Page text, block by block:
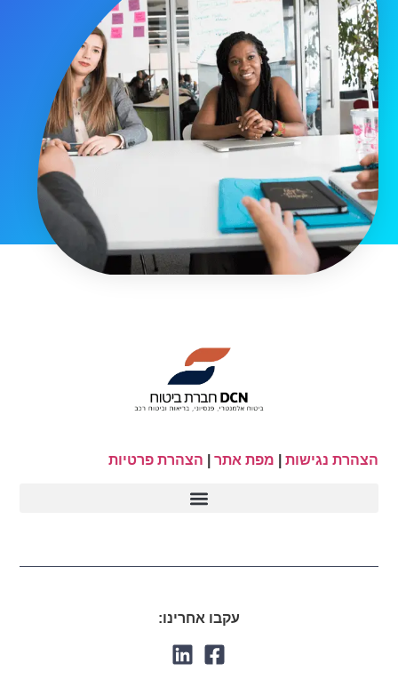
הצהרת נגישות| מפת אתר| הצהרת פרטיות
עקבו אחרינו: